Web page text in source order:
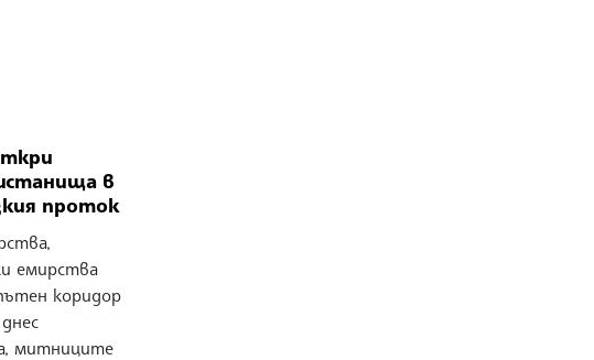
в
проток
емирства
коридор
митниците